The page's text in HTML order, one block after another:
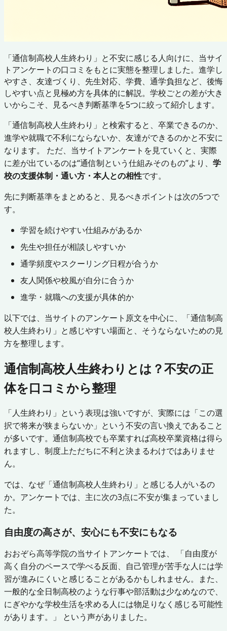
「通信制高校人生終わり」と不安に感じる人向けに、当サイ
トアンケートの口コミをもとに実態を整理しました。進学し
やすさ、友達づくり、先生対応、学費、通学負担など、後悔
しやすい点と見極め方を具体的に解説。学校ごとの差が大き
いからこそ、見るべき判断基準を5つに絞って紹介します。
「通信制高校人生終わり」と検索すると、卒業できるのか、
進学や就職で不利にならないか、友達ができるのかと不安に
なります。 ただ、当サイトアンケートを見ていくと、実際
に差が出ているのは“通信制という仕組みそのもの”より、 学
校の支援体制・通い方・本人との相性です。
先に判断基準をまとめると、見るべきポイントは次の5つで
す。
学習を続けやすい仕組みがあるか
先生や担任が相談しやすいか
通学頻度やスクーリング日程が合うか
友人関係や校風が自分に合うか
進学・就職への支援が具体的か
以下では、当サイトのアンケート原文を中心に、「通信制高
校人生終わり」と感じやすい場面と、そうならないための見
方を整理します。
通信制高校人生終わりとは？不安の正
体を口コミから整理
「人生終わり」という表現は強いですが、実際には「この選
択で将来が狭まらないか」という不安の言い換えであること
が多いです。通信制高校でも卒業すれば高校卒業資格は得ら
れますし、制度上ただちに不利と決まるわけではありませ
ん。
では、なぜ「通信制高校人生終わり」と感じる人がいるの
か。アンケートでは、主に次の3点に不安が集まっていまし
た。
自由度の高さが、安心にも不安にもなる
おおぞら高等学院の当サイトアンケートでは、 「自由度が
高く自分のペースで学べる反面、自己管理が苦手な人には学
習が進みにくいと感じることがあるかもしれません。また、
一般的な全日制高校のような行事や部活動は少なめなので、
にぎやかな学校生活を求める人には物足りなく感じる可能性
があります。」 という声がありました。